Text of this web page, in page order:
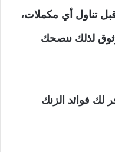
تناول أي مكملات،
لذلك ننصحك
لك فوائد الزنك